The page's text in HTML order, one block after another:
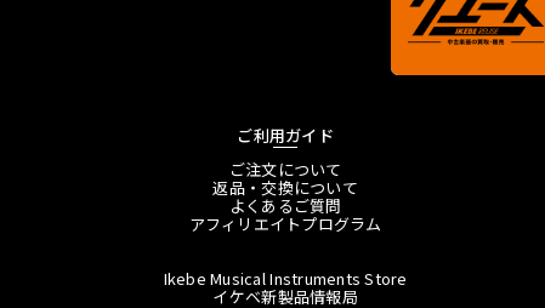
ご利用ガイド
ご注文について
返品・交換について
よくあるご質問
アフィリエイトプログラム
Ikebe Musical Instruments Store
イケベ新製品情報局